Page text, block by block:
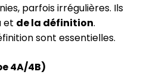
parfois irrégulières. Ils
et de la définition.
sont essentielles.
4A/4B)